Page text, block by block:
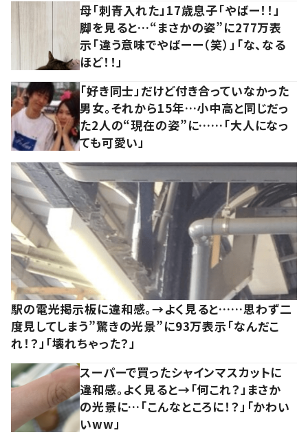
母「刺青入れた」17歳息子「やばー！！」
脚を見ると…“まさかの姿”に277万表
示「違う意味でやばーー（笑）」「な、なる
ほど！！」
「好き同士」だけど付き合っていなかった
男女。それから15年…小中高と同じだっ
た2人の“現在の姿”に……「大人になっ
ても可愛い」
駅の電光掲示板に違和感。→よく見ると……思わず二
度見してしまう”驚きの光景”に93万表示「なんだこ
れ！？」「壊れちゃった？」
スーパーで買ったシャインマスカットに
違和感。よく見ると→「何これ？」まさか
の光景に…「こんなところに！？」「かわい
いww」